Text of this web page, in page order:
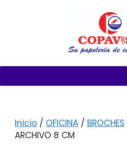
Inicio / OFICINA / BROCHES
ARCHIVO 8 CM